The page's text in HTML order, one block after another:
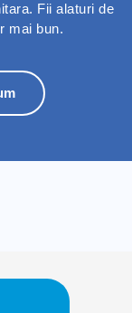
Fii alaturi de
mai bun.